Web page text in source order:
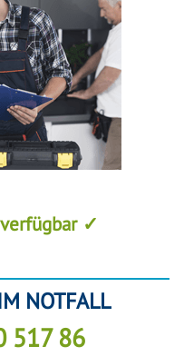
verfügbar ✓
NOTFALL
517 86